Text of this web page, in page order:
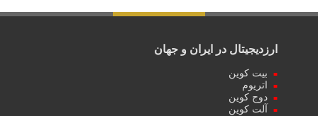
ارزدیجیتال در ایران و جهان
بیت کوین
اتریوم
دوج کوین
آلت کوین